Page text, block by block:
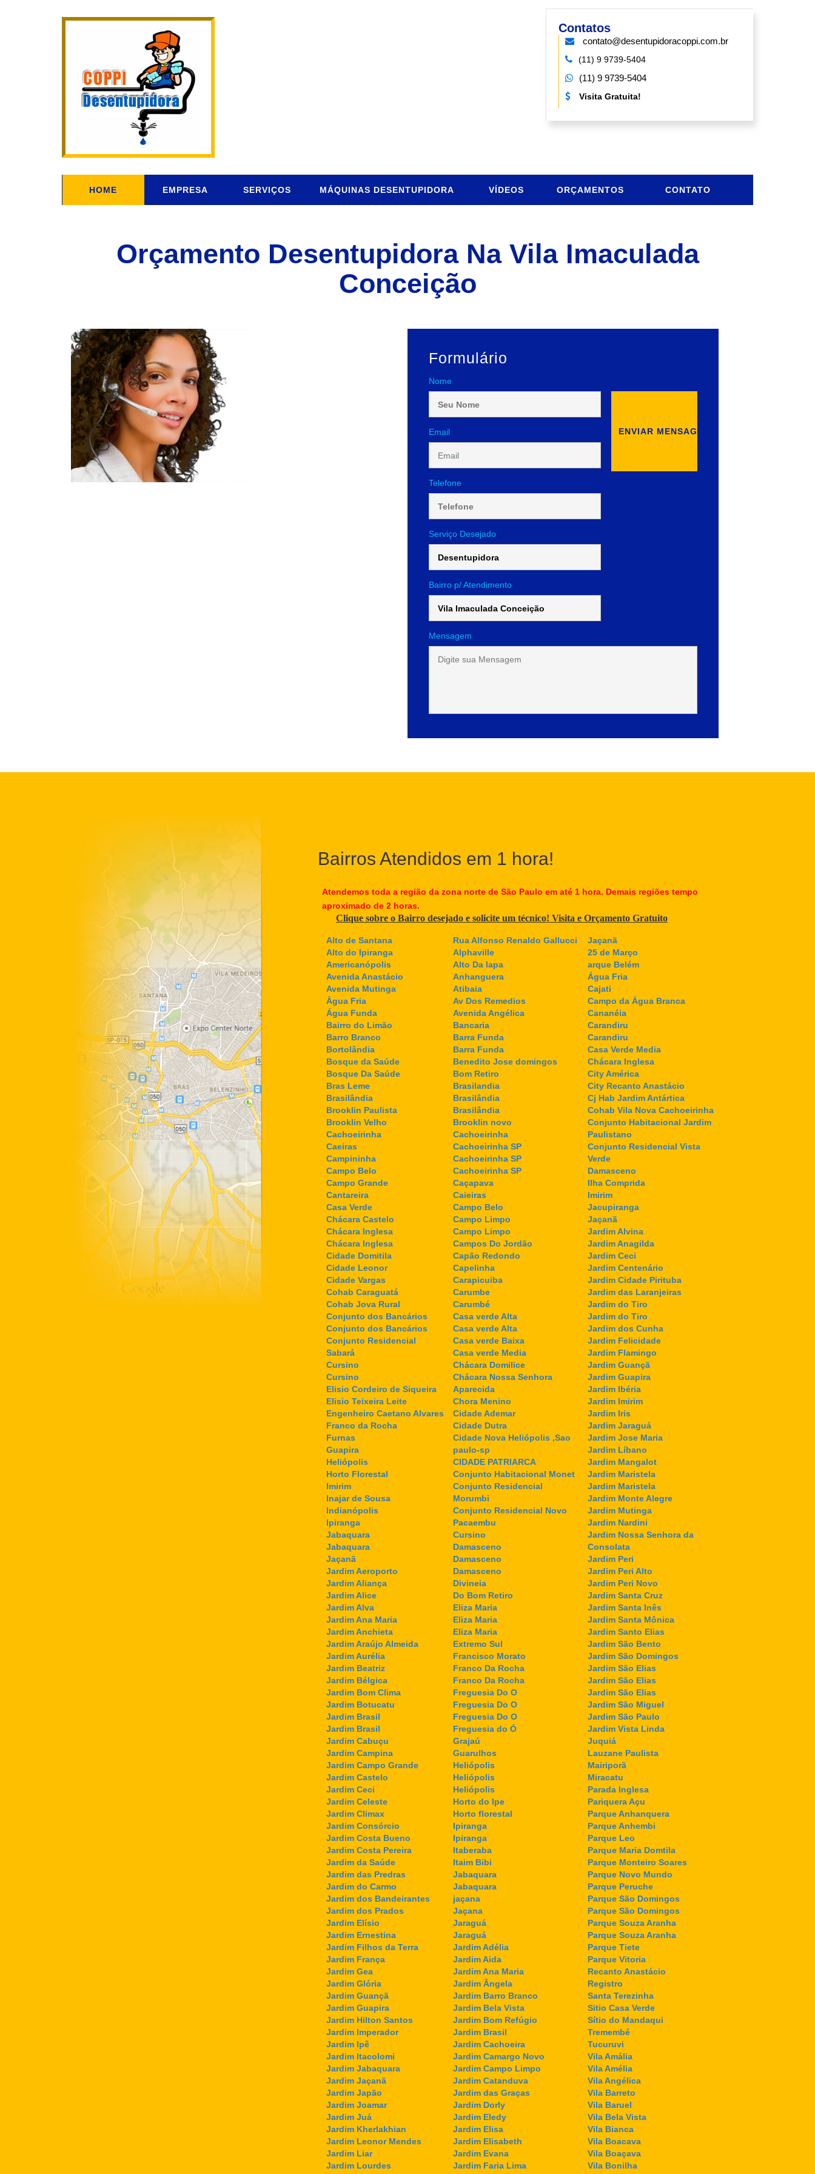
Contatos
contato@desentupidoracoppi.com.br
(11) 9 9739-5404
(11) 9 9739-5404
Visita Gratuita!
HOME EMPRESA SERVIÇOS MÁQUINAS DESENTUPIDORA VÍDEOS ORÇAMENTOS CONTATO
Orçamento Desentupidora Na Vila Imaculada
Conceição
Formulário
Nome
Email
Telefone
Serviço Desejado
Bairro p/ Atendimento
Mensagem
Bairros Atendidos em 1 hora!
Atendemos toda a região da zona norte de São Paulo em até 1 hora. Demais regiões tempo
aproximado de 2 horas.
Clique sobre o Bairro desejado e solicite um técnico! Visita e Orçamento Gratuito
Alto de Santana
Alto do Ipiranga
Americanópolis
Avenida Anastácio
Avenida Mutinga
Àgua Fria
Água Funda
Bairro do Limão
Barro Branco
Bortolândia
Bosque da Saúde
Bosque Da Saúde
Bras Leme
Brasilândia
Brooklin Paulista
Brooklin Velho
Cachoeirinha
Caeiras
Campininha
Campo Belo
Campo Grande
Cantareira
Casa Verde
Chácara Castelo
Chácara Inglesa
Chácara Inglesa
Cidade Domitila
Cidade Leonor
Cidade Vargas
Cohab Caraguatá
Cohab Jova Rural
Conjunto dos Bancários
Conjunto dos Bancários
Conjunto Residencial
Sabará
Cursino
Cursino
Elisio Cordeiro de Siqueira
Elisio Teixeira Leite
Engenheiro Caetano Alvares
Franco da Rocha
Furnas
Guapira
Heliópolis
Horto Florestal
Imirim
Inajar de Sousa
Indianópolis
Ipiranga
Jabaquara
Jabaquara
Jaçanã
Jardim Aeroporto
Jardim Aliança
Jardim Alice
Jardim Alva
Jardim Ana Maria
Jardim Anchieta
Jardim Araújo Almeida
Jardim Aurélia
Jardim Beatriz
Jardim Bélgica
Jardim Bom Clima
Jardim Botucatu
Jardim Brasil
Jardim Brasil
Jardim Cabuçu
Jardim Campina
Jardim Campo Grande
Jardim Castelo
Jardim Ceci
Jardim Celeste
Jardim Climax
Jardim Consórcio
Jardim Costa Bueno
Jardim Costa Pereira
Jardim da Saúde
Jardim das Predras
Jardim do Carmo
Jardim dos Bandeirantes
Jardim dos Prados
Jardim Elísio
Jardim Ernestina
Jardim Filhos da Terra
Jardim França
Jardim Gea
Jardim Glória
Jardim Guançã
Jardim Guapira
Jardim Hilton Santos
Jardim Imperador
Jardim Ipê
Jardim Itacolomi
Jardim Jabaquara
Jardim Jaçanã
Jardim Japão
Jardim Joamar
Jardim Juá
Jardim Kherlakhian
Jardim Leonor Mendes
Jardim Liar
Jardim Lourdes
Rua Alfonso Renaldo Gallucci
Alphaville
Alto Da lapa
Anhanguera
Atibaia
Av Dos Remedios
Avenida Angélica
Bancaria
Barra Funda
Barra Funda
Benedito Jose domingos
Bom Retiro
Brasilandia
Brasilândia
Brasilândia
Brooklin novo
Cachoeirinha
Cachoeirinha SP
Cachoeirinha SP
Cachoeirinha SP
Caçapava
Caieiras
Campo Belo
Campo Limpo
Campo Limpo
Campos Do Jordão
Capão Redondo
Capelinha
Carapicuiba
Carumbe
Carumbé
Casa verde Alta
Casa verde Alta
Casa verde Baixa
Casa verde Media
Chácara Domilice
Chácara Nossa Senhora
Aparecida
Chora Menino
Cidade Ademar
Cidade Dutra
Cidade Nova Heliópolis ,Sao
paulo-sp
CIDADE PATRIARCA
Conjunto Habitacional Monet
Conjunto Residencial
Morumbi
Conjunto Residencial Novo
Pacaembu
Cursino
Damasceno
Damasceno
Damasceno
Divineia
Do Bom Retiro
Eliza Maria
Eliza Maria
Eliza Maria
Extremo Sul
Francisco Morato
Franco Da Rocha
Franco Da Rocha
Freguesia Do O
Freguesia Do O
Freguesia Do O
Freguesia do Ó
Grajaú
Guarulhos
Heliópolis
Heliópolis
Heliópolis
Horto do Ipe
Horto florestal
Ipiranga
Ipiranga
Itaberaba
Itaim Bibi
Jabaquara
Jabaquara
jaçana
Jaçana
Jaraguá
Jaraguá
Jardim Adélia
Jardim Aida
Jardim Ana Maria
Jardim Ângela
Jardim Barro Branco
Jardim Bela Vista
Jardim Bom Refúgio
Jardim Brasil
Jardim Cachoeira
Jardim Camargo Novo
Jardim Campo Limpo
Jardim Catanduva
Jardim das Graças
Jardim Dorly
Jardim Eledy
Jardim Elisa
Jardim Elisabeth
Jardim Evana
Jardim Faria Lima
Jaçanã
25 de Março
arque Belém
Água Fria
Cajati
Campo da Água Branca
Cananéia
Carandiru
Carandiru
Casa Verde Media
Chácara Inglesa
City América
City Recanto Anastácio
Cj Hab Jardim Antártica
Cohab Vila Nova Cachoeirinha
Conjunto Habitacional Jardim
Paulistano
Conjunto Residencial Vista
Verde
Damasceno
Ilha Comprida
Imirim
Jacupiranga
Jaçanã
Jardim Alvina
Jardim Anagilda
Jardim Ceci
Jardim Centenário
Jardim Cidade Pirituba
Jardim das Laranjeiras
Jardim do Tiro
Jardim do Tiro
Jardim dos Cunha
Jardim Felicidade
Jardim Flamingo
Jardim Guançã
Jardim Guapira
Jardim Ibéria
Jardim Imirim
Jardim Iris
Jardim Jaraguá
Jardim Jose Maria
Jardim Líbano
Jardim Mangalot
Jardim Maristela
Jardim Maristela
Jardim Monte Alegre
Jardim Mutinga
Jardim Nardini
Jardim Nossa Senhora da
Consolata
Jardim Peri
Jardim Peri Alto
Jardim Peri Novo
Jardim Santa Cruz
Jardim Santa Inês
Jardim Santa Mônica
Jardim Santo Elias
Jardim São Bento
Jardim São Domingos
Jardim São Elias
Jardim São Elias
Jardim São Elias
Jardim São Miguel
Jardim São Paulo
Jardim Vista Linda
Juquiá
Lauzane Paulista
Mairiporã
Miracatu
Parada Inglesa
Pariquera Açu
Parque Anhanquera
Parque Anhembi
Parque Leo
Parque Maria Domtila
Parque Monteiro Soares
Parque Novo Mundo
Parque Peruche
Parque São Domingos
Parque São Domingos
Parque Souza Aranha
Parque Souza Aranha
Parque Tiete
Parque Vitoria
Recanto Anastácio
Registro
Santa Terezinha
Sitio Casa Verde
Sítio do Mandaqui
Tremembé
Tucuruvi
Vila Amália
Vila Amélia
Vila Angélica
Vila Barreto
Vila Baruel
Vila Bela Vista
Vila Bianca
Vila Boacava
Vila Boaçava
Vila Bonilha